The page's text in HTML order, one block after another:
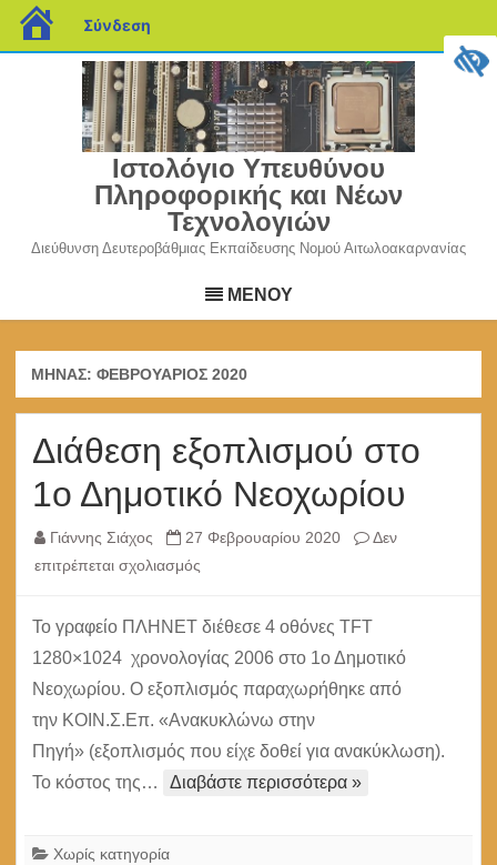
Ιστολόγιο Υπευθύνου
Πληροφορικής και Νέων
Τεχνολογιών
Διεύθυνση Δευτεροβάθμιας Εκπαίδευσης Νομού Αιτωλοακαρνανίας
σε
περιεχόμενο
ΜΕΝΟΥ
ΜΉΝΑΣ: ΦΕΒΡΟΥΆΡΙΟΣ 2020
Διάθεση εξοπλισμού στο
1ο Δημοτικό Νεοχωρίου
Γιάννης Σιάχος 27 Φεβρουαρίου 2020
Δεν
επιτρέπεται σχολιασμός
εξοπλισμού
στο
Δημοτικό
Νεοχωρίου
Το γραφείο ΠΛΗΝΕΤ διέθεσε 4 οθόνες TFT
1280×1024 χρονολογίας 2006 στο 1ο Δημοτικό
Νεοχωρίου. Ο εξοπλισμός παραχωρήθηκε από
την ΚΟΙΝ.Σ.Επ. «Ανακυκλώνω στην
Πηγή» (εξοπλισμός που είχε δοθεί για ανακύκλωση).
Το κόστος της…
Διαβάστε περισσότερα »
Χωρίς κατηγορία
blogs.sch.gr
Σύνδεση